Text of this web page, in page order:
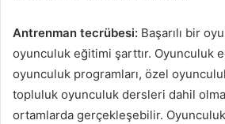
Antrenman tecrübesi: Başarılı bir
oyunculuk eğitimi şarttır. Oyunculuk
oyunculuk programları, özel
topluluk oyunculuk dersleri dahil
ortamlarda gerçekleşebilir.